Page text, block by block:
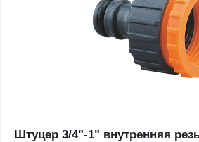
Штуцер 3/4"-1" внутренняя